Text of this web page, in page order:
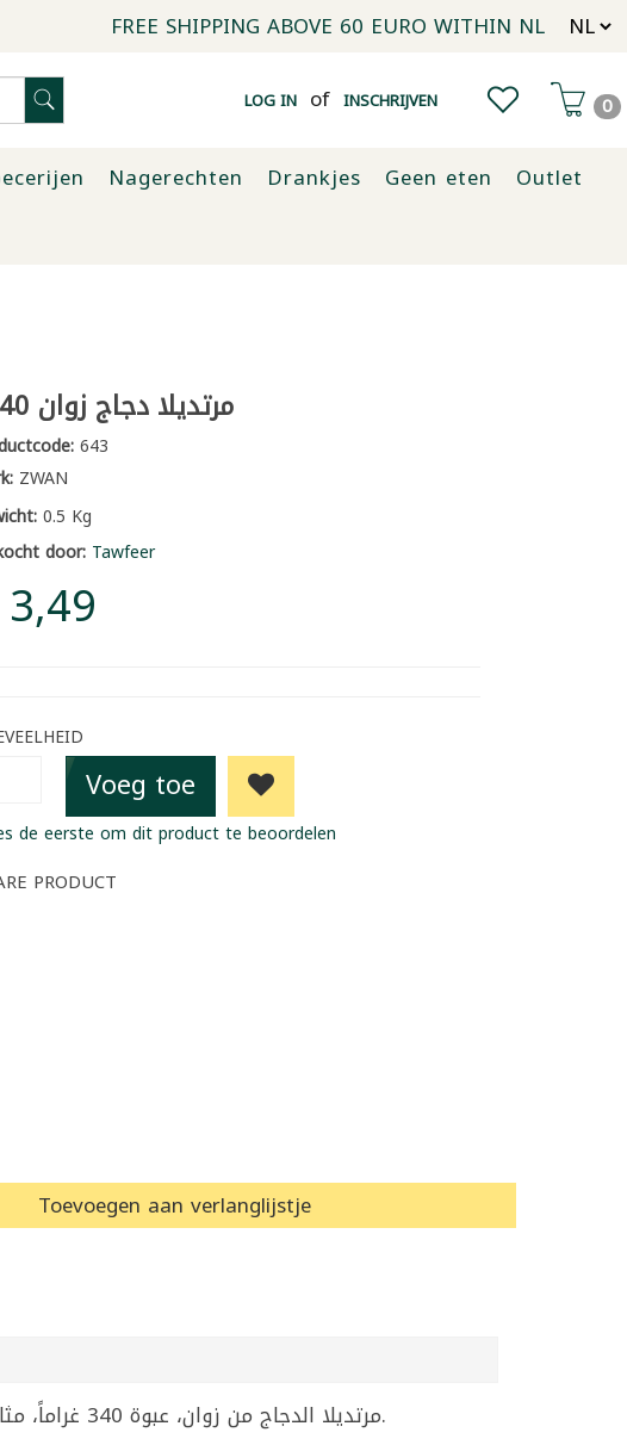
FREE SHIPPING ABOVE 60 EURO WITHIN NL
LOG IN of INSCHRIJVEN 0
Nagerechten Drankjes Geen eten
Outlet
مرتديلا دجاج زوان 340غ
643
ZWAN
0.5 Kg
door: Tawfeer
Voeg toe
de eerste om dit product te beoordelen
PRODUCT
Toevoegen aan verlanglijstje
مرتديلا الدجاج من زوان، عبوة 340 غراماً، مثالية للسندويشات والوجبات السريعة. منتج معلب يحتفظ بنكهته الطازجة. جاهزة للتقديم مباشرة.